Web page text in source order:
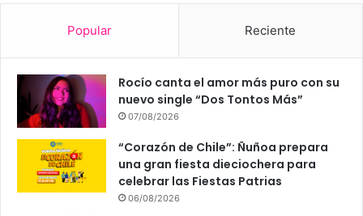
Popular Reciente
Rocío canta el amor más puro con su
nuevo single “Dos Tontos Más”
07/08/2026
“Corazón de Chile”: Ñuñoa prepara
una gran fiesta dieciochera para
celebrar las Fiestas Patrias
06/08/2026